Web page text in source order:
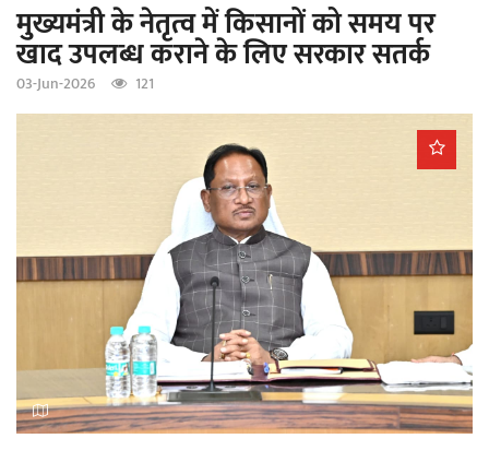
मुख्यमंत्री के नेतृत्व में किसानों को समय पर
खाद उपलब्ध कराने के लिए सरकार सतर्क
03-Jun-2026 121